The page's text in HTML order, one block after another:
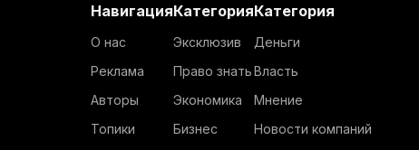
Навигация
О нас
Реклама
Авторы
Топики
Категория
Эксклюзив
Право знать
Экономика
Бизнес
Категория
Деньги
Власть
Мнение
Новости компаний